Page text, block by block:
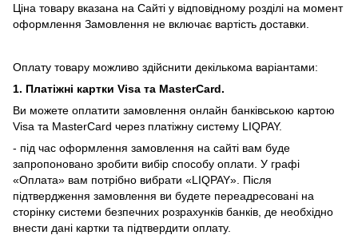
Ціна товару вказана на Сайті у відповідному розділі на момент
оформлення Замовлення не включає вартість доставки.
Оплату товару можливо здійснити декількома варіантами:
1. Платіжні картки Visa та MasterCard.
Ви можете оплатити замовлення онлайн банківською картою
Visa та MasterCard через платіжну систему LIQPAY.
- під час оформлення замовлення на сайті вам буде
запропоновано зробити вибір способу оплати. У графі
«Оплата» вам потрібно вибрати «LIQPAY». Після
підтвердження замовлення ви будете переадресовані на
сторінку системи безпечних розрахунків банків, де необхідно
внести дані картки та підтвердити оплату.